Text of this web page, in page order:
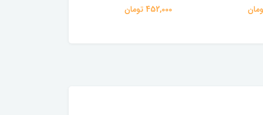
452,000 تومان